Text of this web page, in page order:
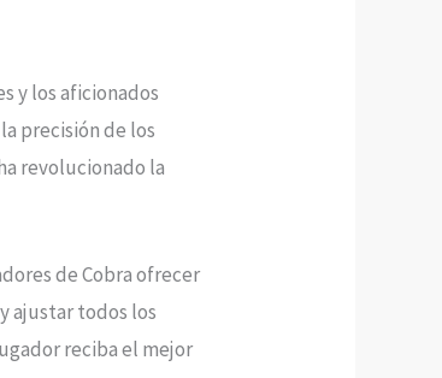
y los aficionados
precisión de los
revolucionado la
de Cobra ofrecer
ajustar todos los
reciba el mejor